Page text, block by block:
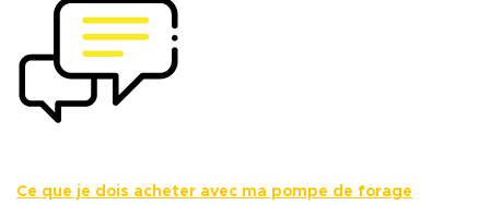
Ce que je dois acheter avec ma pompe de forage